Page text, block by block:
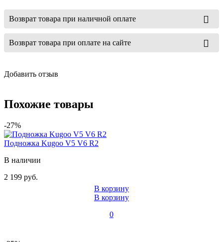
Возврат товара при наличной оплате
Возврат товара при оплате на сайте
Добавить отзыв
Похожие товары
-27%
Подножка Kugoo V5 V6 R2
В наличии
2 199 руб.
В корзину
В корзину
0